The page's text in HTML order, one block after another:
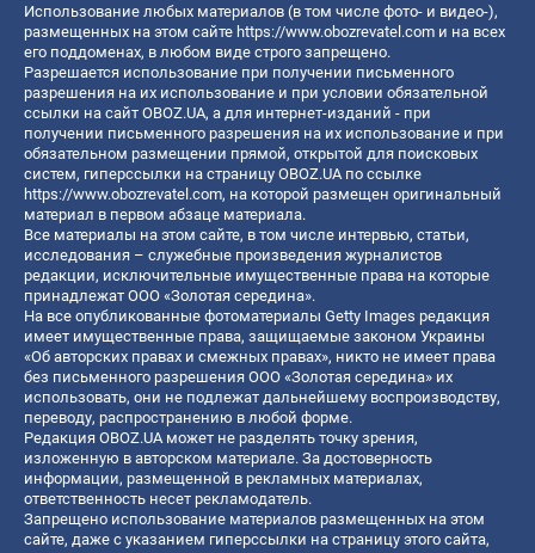
Использование любых материалов (в том числе фото- и видео-),
размещенных на этом сайте https://www.obozrevatel.com и на всех
его поддоменах, в любом виде строго запрещено.
Разрешается использование при получении письменного
разрешения на их использование и при условии обязательной
ссылки на сайт OBOZ.UA, а для интернет-изданий - при
получении письменного разрешения на их использование и при
обязательном размещении прямой, открытой для поисковых
систем, гиперссылки на страницу OBOZ.UA по ссылке
https://www.obozrevatel.com, на которой размещен оригинальный
материал в первом абзаце материала.
Все материалы на этом сайте, в том числе интервью, статьи,
исследования – служебные произведения журналистов
редакции, исключительные имущественные права на которые
принадлежат ООО «Золотая середина».
На все опубликованные фотоматериалы Getty Images редакция
имеет имущественные права, защищаемые законом Украины
«Об авторских правах и смежных правах», никто не имеет права
без письменного разрешения ООО «Золотая середина» их
использовать, они не подлежат дальнейшему воспроизводству,
переводу, распространению в любой форме.
Редакция OBOZ.UA может не разделять точку зрения,
изложенную в авторском материале. За достоверность
информации, размещенной в рекламных материалах,
ответственность несет рекламодатель.
Запрещено использование материалов размещенных на этом
сайте, даже с указанием гиперссылки на страницу этого сайта,